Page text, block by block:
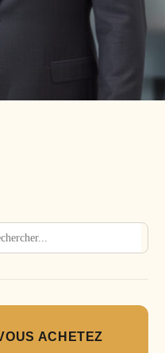
ACHETEZ